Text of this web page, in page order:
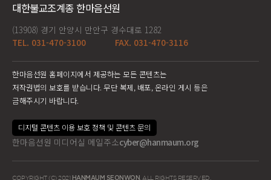
대한불교조계종 한마음선원
(13908) 경기 안양시 만안구 경수대로 1282
TEL. 031-470-3100
FAX. 031-470-3116
한마음선원 홈페이지에서 제공하는 모든 콘텐츠는
저작권법의 보호를 받습니다. 무단 복제, 배포, 온라인 게시 등은
금해주시기 바랍니다.
디지털 콘텐츠 이용 보호 정책 및 콘텐츠 문의
한마음선원 미디어실 메일주소cyber@hanmaum.org
COPYRIGHT (C) 2021 HANMAUM SEONWON . ALL RIGHTS RESERVED.